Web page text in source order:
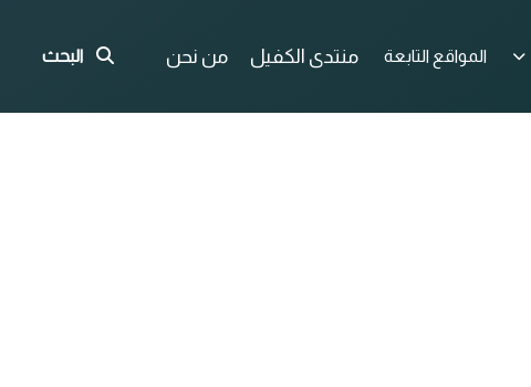
المواقع التابعة منتدى الكفيل من نحن البحث